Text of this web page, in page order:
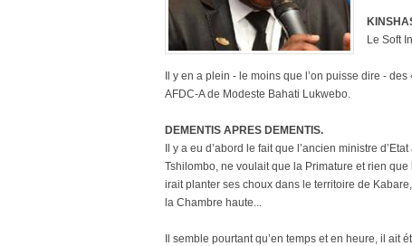
Le Soft
Il y en a plein - le moins que l’on puisse dire -
AFDC-A de Modeste Bahati Lukwebo.
DEMENTIS APRES DEMENTIS.
Il y a eu d’abord le fait que l’ancien ministre
Tshilombo, ne voulait que la Primature et rien que
irait planter ses choux dans le territoire de
la Chambre haute...
Il semble pourtant qu’en temps et en heure, il ait